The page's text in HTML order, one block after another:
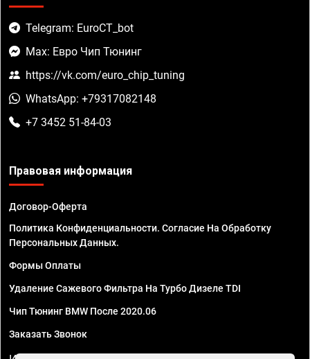
Telegram: EuroCT_bot
Max: Евро Чип Тюнинг
https://vk.com/euro_chip_tuning
WhatsApp: +79317082148
+7 3452 51-84-03
Правовая информация
Договор-Оферта
Политика Конфиденциальности. Согласие На Обработку
Персональных Данных.
Формы Оплаты
Удаление Сажевого Фильтра На Турбо Дизеле TDI
Чип Тюнинг BMW После 2020.06
Заказать Звонок